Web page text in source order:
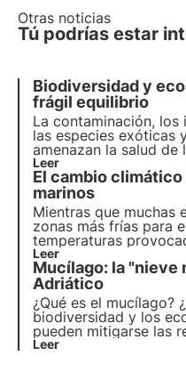
Otras noticias
Tú podrías estar
Biodiversidad y
frágil equilibrio
La contaminación,
las especies exóticas
amenazan la salud de
los hábitats en los
ONU para 2030
restauración. Pero es
Leer
El cambio
marinos
Mientras que muchas
zonas más frías para
temperaturas
esta estrategia,
funcionar en el caso
pone de relieve un
Leer
Mucílago: la "nieve
Adriático
¿Qué es el mucílago?
biodiversidad y los
pueden mitigarse las
medioambientales de
Leer